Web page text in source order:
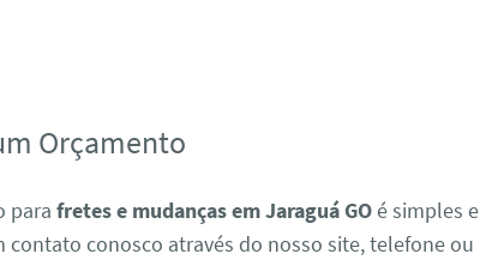
Orçamento
parafretes e mudanças em Jaraguá GOé simples e
contato conosco através do nosso site, telefone ou